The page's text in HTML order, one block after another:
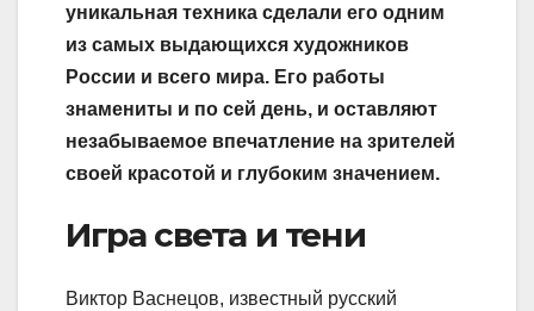
уникальная техника сделали его одним
из самых выдающихся художников
России и всего мира. Его работы
знамениты и по сей день, и оставляют
незабываемое впечатление на зрителей
своей красотой и глубоким значением.
Игра света и тени
Виктор Васнецов, известный русский